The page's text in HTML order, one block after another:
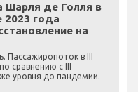
Шарля де Голля в
2023 года
на
Пассажиропоток в III
сравнению с III
уровня до пандемии.